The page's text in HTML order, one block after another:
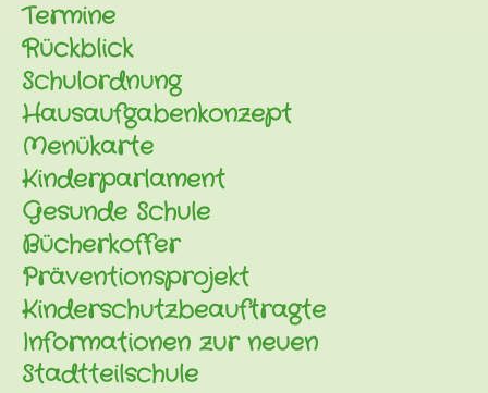
Termine
Rückblick
Schulordnung
Hausaufgabenkonzept
Menükarte
Kinderparlament
Gesunde Schule
Bücherkoffer
Präventionsprojekt
Kinderschutzbeauftragte
Informationen zur neuen
Stadtteilschule